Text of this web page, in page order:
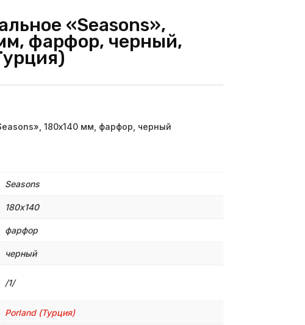
«Seasons»,
фарфор, черный,
180х140 мм, фарфор, черный
Seasons
180х140
фарфор
черный
/1/
Porland (Турция)